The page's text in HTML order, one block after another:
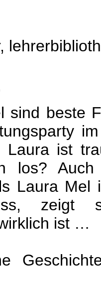
sind beste
Laura ist
los? Auch
Laura Mel
ist …